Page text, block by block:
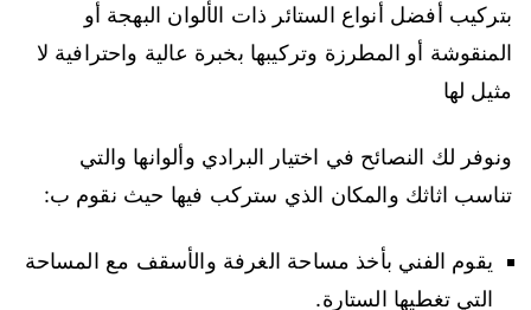
بتركيب أفضل أنواع الستائر ذات الألوان البهجة أو
المنقوشة أو المطرزة وتركيبها بخبرة عالية واحترافية لا
مثيل لها
ونوفر لك النصائح في اختيار البرادي وألوانها والتي
تناسب اثاثك والمكان الذي ستركب فيها حيث نقوم ب:
يقوم الفني بأخذ مساحة الغرفة والأسقف مع المساحة
التي تغطيها الستارة.